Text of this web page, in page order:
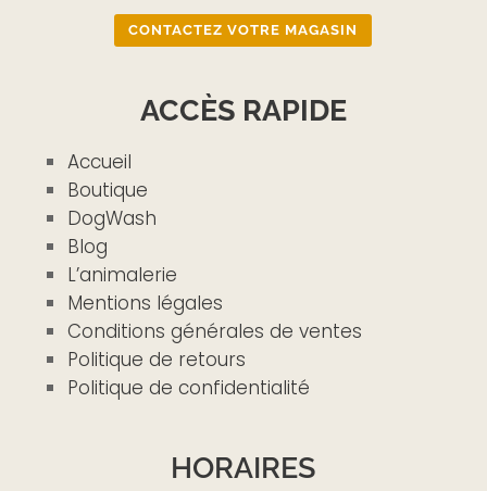
CONTACTEZ VOTRE MAGASIN
ACCÈS RAPIDE
Accueil
Boutique
DogWash
Blog
L’animalerie
Mentions légales
Conditions générales de ventes
Politique de retours
Politique de confidentialité
HORAIRES